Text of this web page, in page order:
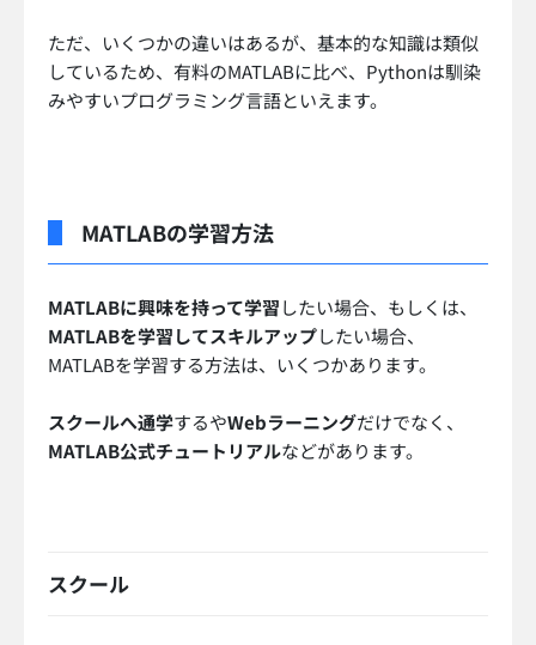
ただ、いくつかの違いはあるが、基本的な知識は類似
しているため、有料のMATLABに比べ、Pythonは馴染
みやすいプログラミング言語といえます。
MATLABの学習方法
MATLABに興味を持って学習したい場合、もしくは、
MATLABを学習してスキルアップしたい場合、
MATLABを学習する方法は、いくつかあります。
スクールへ通学するやWebラーニングだけでなく、
MATLAB公式チュートリアルなどがあります。
スクール